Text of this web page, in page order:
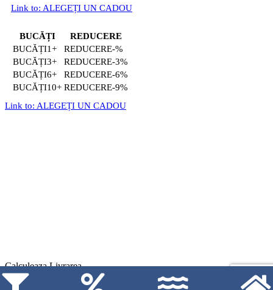
Link to: ALEGEȚI UN CADOU
BUCĂȚI
REDUCERE
1+
-%
3+
-3%
6+
-6%
10+
-9%
Link to: ALEGEȚI UN CADOU
Calculeaza Livrarea